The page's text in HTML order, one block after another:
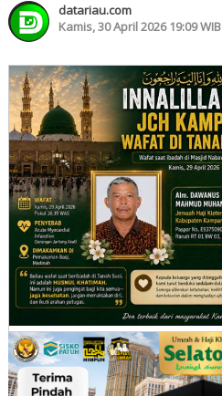
datariau.com
Kamis, 30 April 2026 19:09 WIB